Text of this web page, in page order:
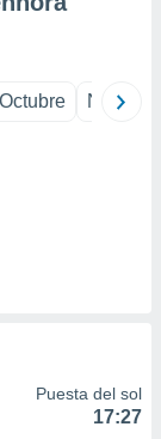
Octubre
Puesta del sol
17:27